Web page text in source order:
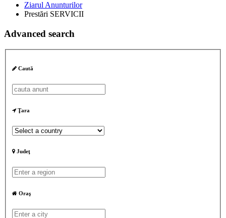
Ziarul Anunturilor
Prestări SERVICII
Advanced search
Caută
Ţara
Judeţ
Oraş